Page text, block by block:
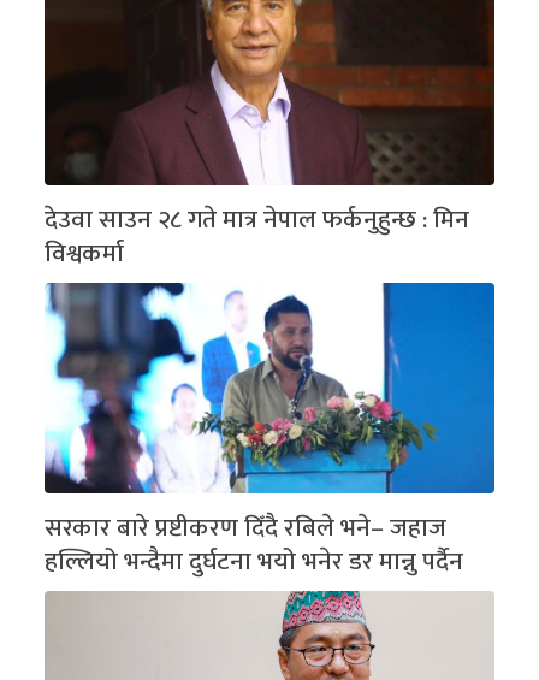
देउवा साउन २८ गते मात्र नेपाल फर्कनुहुन्छ : मिन
विश्वकर्मा
सरकार बारे प्रष्टीकरण दिँदै रबिले भने– जहाज
हल्लियो भन्दैमा दुर्घटना भयो भनेर डर मान्नु पर्दैन